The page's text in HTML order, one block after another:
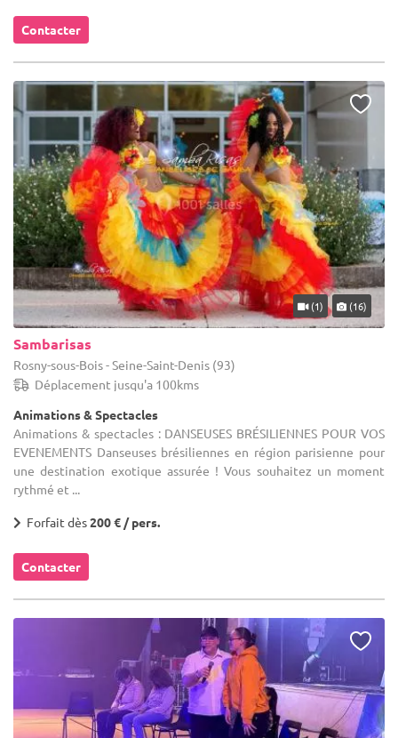
Contacter
(1) (16)
Sambarisas
Rosny-sous-Bois - Seine-Saint-Denis (93)
Déplacement jusqu'a 100kms
Animations & Spectacles
Animations & spectacles : DANSEUSES BRÉSILIENNES POUR VOS
EVENEMENTS Danseuses brésiliennes en région parisienne pour
une destination exotique assurée ! Vous souhaitez un moment
rythmé et ...
Forfait dès200 € / pers.
Contacter